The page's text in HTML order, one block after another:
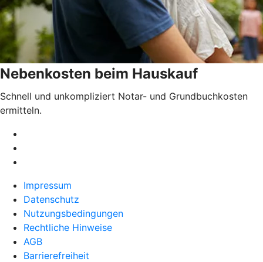
Nebenkosten beim Hauskauf
Schnell und unkompliziert Notar- und Grundbuchkosten
ermitteln.
Impressum
Datenschutz
Nutzungsbedingungen
Rechtliche Hinweise
AGB
Barrierefreiheit